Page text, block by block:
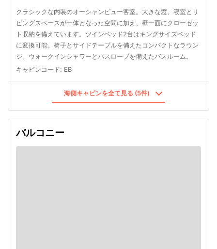
クラシックな内装のオーシャンビュー客室。大きな窓、寝室とリ
ビングスペースが一体となった空間に加え、壁一面にクローゼッ
ト収納を備えています。ツインベッド2台はキングサイズベッド
に変換可能。椅子とサイドテーブルを備えたコンパクトなラウン
ジ。ウォークインシャワーとバスローブを備えたバスルーム。
キャビンコード: EB
海側キャビンを全て見る (5件)
バルコニー